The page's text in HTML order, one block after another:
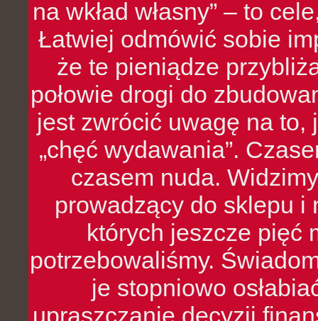
na wkład własny” – to
Łatwiej odmówić sobie
że te pieniądze
połowie drogi do
jest zwrócić uwagę na to,
„chęć wydawania”.
czasem nuda.
prowadzący do sklepu i
których jeszcze pięć
potrzebowaliśmy.
je stopniowo
upraszczanie decyzji